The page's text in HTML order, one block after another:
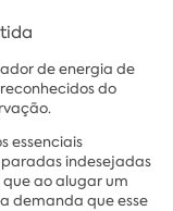
de energia de
do
essenciais
indesejadas
ao alugar um
demanda que esse